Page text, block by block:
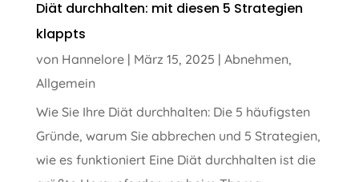
Diät durchhalten: mit diesen 5 Strategien
klappts
von Hannelore| März 15, 2025 | Abnehmen,
Allgemein
Wie Sie Ihre Diät durchhalten: Die 5 häufigsten
Gründe, warum Sie abbrechen und 5 Strategien,
wie es funktioniert Eine Diät durchhalten ist die